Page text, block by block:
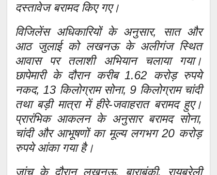
दस्तावेज बरामद किए गए।
विजिलेंस अधिकारियों के अनुसार, सात और
आठ जुलाई को लखनऊ के अलीगंज स्थित
आवास पर तलाशी अभियान चलाया गया।
छापेमारी के दौरान करीब 1.62 करोड़ रुपये
नकद, 13 किलोग्राम सोना, 9 किलोग्राम चांदी
तथा बड़ी मात्रा में हीरे-जवाहरात बरामद हुए।
प्रारंभिक आकलन के अनुसार बरामद सोना,
चांदी और आभूषणों का मूल्य लगभग 20 करोड़
रुपये आंका गया है।
जांच के दौरान लखनऊ, बाराबंकी, रायबरेली